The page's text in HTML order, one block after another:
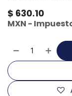
$ 630.10
MXN -